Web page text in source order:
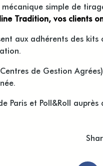
mécanique simple de
Tradition, vos clients
aux adhérents des
de Gestion
Paris et Poll&Roll